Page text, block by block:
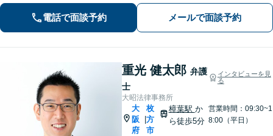
い、誠実・迅速に対応いたします。進
捗状況を細かく報告し、不安を感じさ
せないよう心掛け【休日・夜間面談
可】【樟葉駅5分】
電話で面談予約 メールで面談予約
重光 健太郎 弁護
士
インタビューを見
る
大昭法律事務所
大
阪
府
枚
方
市
樟葉駅 か
ら徒歩5分
営業時間：09:30~1
8:00（平日）